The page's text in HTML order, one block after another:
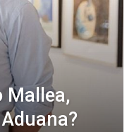
Mallea,